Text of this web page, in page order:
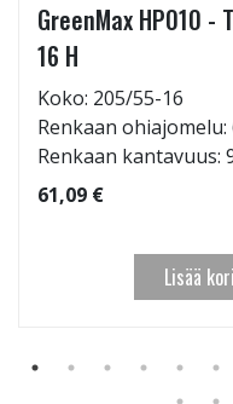
GreenMax HP010
16 H
Koko: 205/55-16
Renkaan ohiajomelu:
Renkaan kantavuus:
61,09 €
Lisää